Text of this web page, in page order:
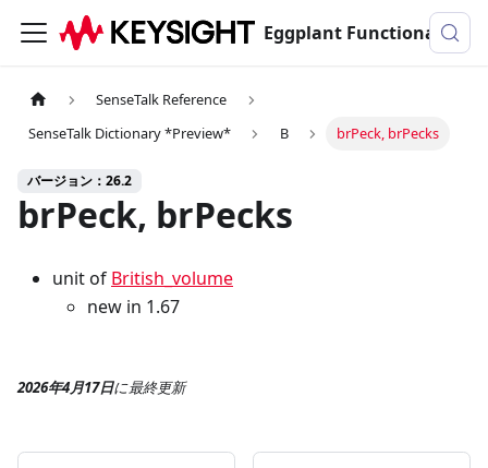
Eggplant Functionalのドキュメンテーション
SenseTalk Reference
SenseTalk Dictionary *Preview*
B brPeck, brPecks
バージョン：26.2
brPeck, brPecks
unit of British_volume
new in 1.67
2026年4月17日に最終更新